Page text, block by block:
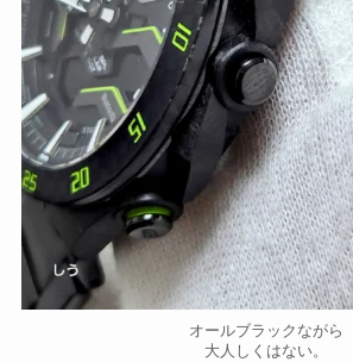
オールブラックながら
大人しくはない。